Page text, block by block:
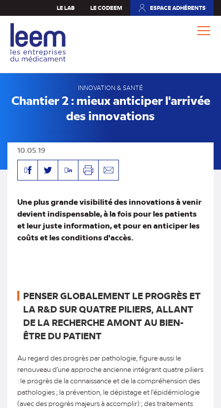
au
contenu
principal
LE LAB LE CODEEM ESPACE ADHÉRENTS
(NOUVEL
INNOVATION & SANTÉ
Chantier 2 : mieux anticiper l'arrivée
des innovations
10.05.19
FacebookTwitterLinkedinImprimerEnvoyer
Une plus grande visibilité des innovations à venir
devient indispensable, à la fois pour les patients
et leur juste information, et pour en anticiper les
coûts et les conditions d'accès.
PENSER GLOBALEMENT LE PROGRÈS ET
LA R&D SUR QUATRE PILIERS, ALLANT
DE LA RECHERCHE AMONT AU BIEN-
ÊTRE DU PATIENT
Au regard des progrès par pathologie, figure aussi le
renouveau d’une approche ancienne intégrant quatre piliers
: le progrès de la connaissance et de la compréhension des
pathologies ; la prévention, le dépistage et l’épidémiologie
(avec des progrès majeurs à accomplir) ; des traitements